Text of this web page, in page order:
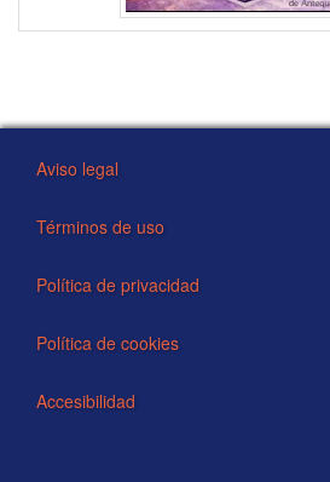
Aviso legal
Términos de uso
Política de privacidad
Política de cookies
Accesibilidad